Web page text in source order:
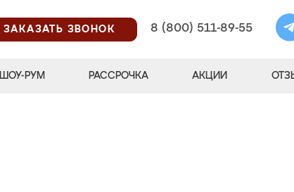
ЗАКАЗАТЬ ЗВОНОК
8 (800) 511-89-55
ШОУ-РУМ РАССРОЧКА АКЦИИ